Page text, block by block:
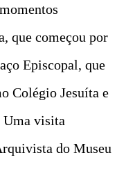
que começou por
Episcopal, que
Colégio Jesuíta e
Uma visita
do Museu